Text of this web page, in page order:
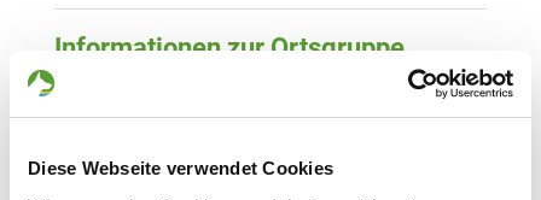
Diese Webseite verwendet Cookies
Informationen zur Ortsgruppe
Kontakt:
Öschlenshof 1